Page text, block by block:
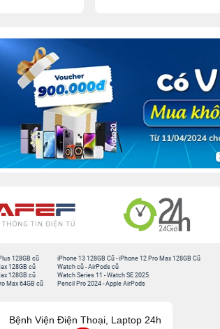
128GB cũ
128GB cũ
128GB cũ
Max 64GB cũ
iPhone 13 128GB Cũ -iPhone 12 Pro Max 128GB Cũ
Watch cũ -AirPods cũ
Watch Series 11 -Watch SE 2025
Pencil Pro 2024 -Apple AirPods
Bệnh Viện Điện Thoại, Laptop 24h